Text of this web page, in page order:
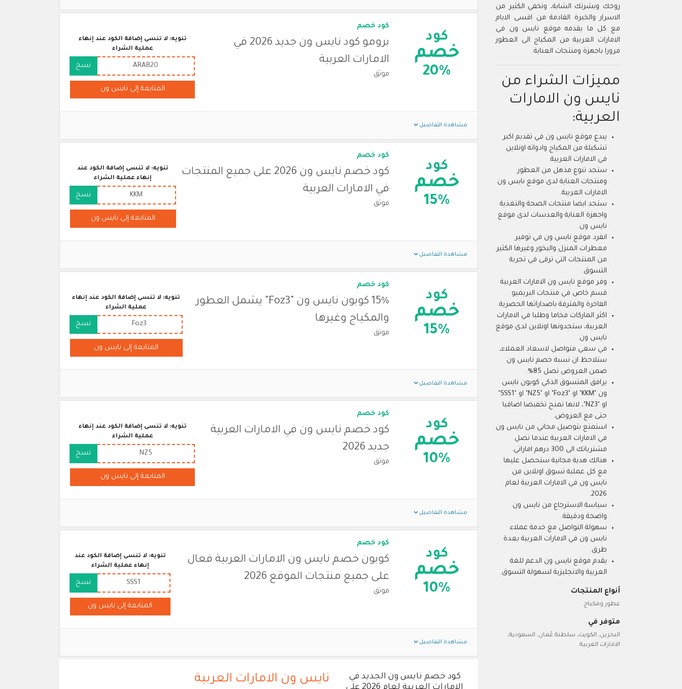
كود
خصم
20%
كود خصم
برومو كود نايس ون جديد 2026 في
الامارات العربية
موثق
تنويه: لا تنسى إضافة الكود عند إنهاء
عملية الشراء
ARAB20 نسخ
المتابعة إلى نايس ون
مشاهدة التفاصيل
كود
خصم
15%
كود خصم
كود خصم نايس ون 2026 على جميع المنتجات
في الامارات العربية
موثق
تنويه: لا تنسى إضافة الكود عند
إنهاء عملية الشراء
KKM نسخ
المتابعة إلى نايس ون
مشاهدة التفاصيل
كود
خصم
15%
كود خصم
15% كوبون نايس ون "Foz3" يشمل العطور
والمكياج وغيرها
موثق
تنويه: لا تنسى إضافة الكود عند إنهاء
عملية الشراء
Foz3 نسخ
المتابعة إلى نايس ون
مشاهدة التفاصيل
كود
خصم
10%
كود خصم
كود خصم نايس ون في الامارات العربية
جديد 2026
موثق
تنويه: لا تنسى إضافة الكود عند إنهاء
عملية الشراء
NZ5 نسخ
المتابعة إلى نايس ون
مشاهدة التفاصيل
كود
خصم
10%
كود خصم
كوبون خصم نايس ون الامارات العربية فعال
على جميع منتجات الموقع 2026
موثق
تنويه: لا تنسى إضافة الكود عند
إنهاء عملية الشراء
SSS1 نسخ
المتابعة إلى نايس ون
مشاهدة التفاصيل
كود خصم نايس ون الجديد في
نايس ون الامارات العربية
روحك وبشرتك الشابة، وتخفي الكثير من
الاسرار والخبرة القادمة من اقسى الايام
مع كل ما يقدمه موقع نايس ون في
الامارات العربية من المكياج الى العطور
مرورا باجهزة ومنتجات العناية.
مميزات الشراء من
نايس ون الامارات
العربية:
يبدع موقع نايس ون في تقديم اكبر
تشكيلة من المكياج وادواته اونلاين
في الامارات العربية.
ستجد تنوع مذهل من العطور
ومنتجات العناية لدى موقع نايس ون
الامارات العربية.
ستجد ايضا منتجات الصحة والتغذية
واجهزة العناية والعدسات لدى موقع
نايس ون.
انفرد موقع نايس ون في توفير
معطرات المنزل والبخور وغيرها الكثير
من المنتجات التي ترقى في تجربة
التسوق.
وفر موقع نايس ون الامارات العربية
قسم خاص في منتجات البريميو
الفاخرة والمترفة باصداراتها الحصرية.
اكثر الماركات فخاما وطلبا في الامارات
العربية، ستجدونها اونلاين لدى موقع
نايس ون.
في سعي متواصل لاسعاد العملاء،
ستلاحظ ان نسبة خصم نايس ون
ضمن العروض تصل 85%.
يرافق المتسوق الذكي كوبون نايس
ون "KKM" او "Foz3" او "NZ5" او "SSS1"
او "NZ3"، لانها تمنح تخفيضا اضافيا
حتى مع العروض.
استمتع بتوصيل مجاني من نايس ون
في الامارات العربية عندما تصل
مشترياتك الى 300 درهم اماراتي.
هنالك هدية مجانية ستحصل عليها
مع كل عملية تسوق اونلاين من
نايس ون في الامارات العربية لعام
2026.
سياسة الاسترجاع من نايس ون
واضحة ودقيقة.
سهولة التواصل مع خدمة عملاء
نايس ون في الامارات العربية بعدة
طرق.
يقدم موقع نايس ون الدعم للغة
العربية والانجليزية لسهولة التسوق.
أنواع المنتجات
عطور ومكياج
متوفر في
البحرين, الكويت, سلطنة عُمان, السعودية,
الامارات العربية